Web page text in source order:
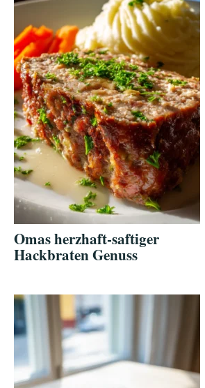
Omas herzhaft-saftiger
Hackbraten Genuss